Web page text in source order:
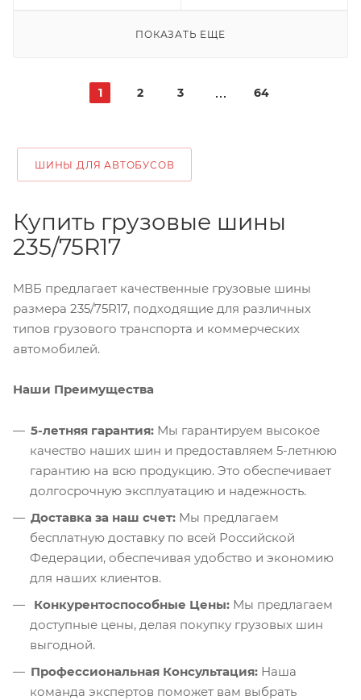
ПОКАЗАТЬ ЕЩЕ
1 2 3 64
ШИНЫ ДЛЯ АВТОБУСОВ
Купить грузовые шины
235/75R17
МВБ предлагает качественные грузовые шины
размера 235/75R17, подходящие для различных
типов грузового транспорта и коммерческих
автомобилей.
Наши Преимущества
5-летняя гарантия: Мы гарантируем высокое
качество наших шин и предоставляем 5-летнюю
гарантию на всю продукцию. Это обеспечивает
долгосрочную эксплуатацию и надежность.
Доставка за наш счет: Мы предлагаем
бесплатную доставку по всей Российской
Федерации, обеспечивая удобство и экономию
для наших клиентов.
Конкурентоспособные Цены: Мы предлагаем
доступные цены, делая покупку грузовых шин
выгодной.
Профессиональная Консультация: Наша
команда экспертов поможет вам выбрать